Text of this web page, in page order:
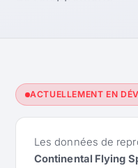
ACTUELLEMENT EN
Les données de
Continental Flying